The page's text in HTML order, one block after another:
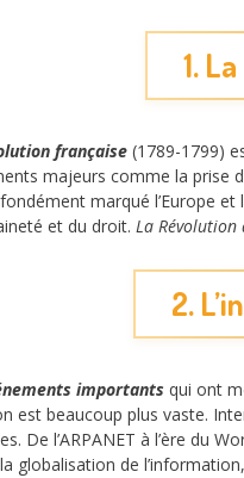
1.
française (1789-1799)
majeurs comme la prise
marqué l’Europe
et du droit. La
2.
importants qui ont
est beaucoup plus vaste.
De l’ARPANET à l’ère du
globalisation de